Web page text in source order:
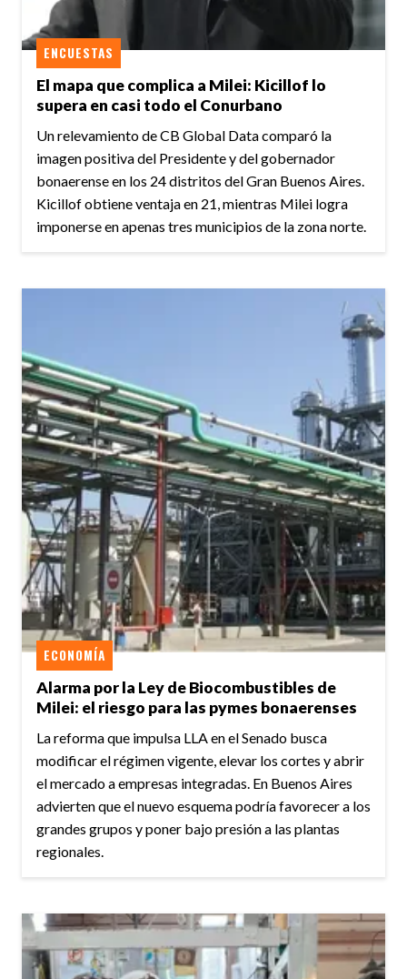
El mapa que complica a Milei: Kicillof lo
supera en casi todo el Conurbano
ENCUESTAS
Un relevamiento de CB Global Data comparó la
imagen positiva del Presidente y del gobernador
bonaerense en los 24 distritos del Gran Buenos Aires.
Kicillof obtiene ventaja en 21, mientras Milei logra
imponerse en apenas tres municipios de la zona norte.
Alarma por la Ley de Biocombustibles de
Milei: el riesgo para las pymes bonaerenses
ECONOMÍA
La reforma que impulsa LLA en el Senado busca
modificar el régimen vigente, elevar los cortes y abrir
el mercado a empresas integradas. En Buenos Aires
advierten que el nuevo esquema podría favorecer a los
grandes grupos y poner bajo presión a las plantas
regionales.